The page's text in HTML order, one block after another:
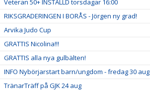
Veteran 50+ INSTÄLLD torsdagar 16:00
RIKSGRADERINGEN I BORÅS - Jörgen ny grad!
Arvika Judo Cup
GRATTIS Nicolina!!!
GRATTIS alla nya gulbälten!
INFO Nybörjarstart barn/ungdom - fredag 30 aug
TränarTräff på GJK 24 aug